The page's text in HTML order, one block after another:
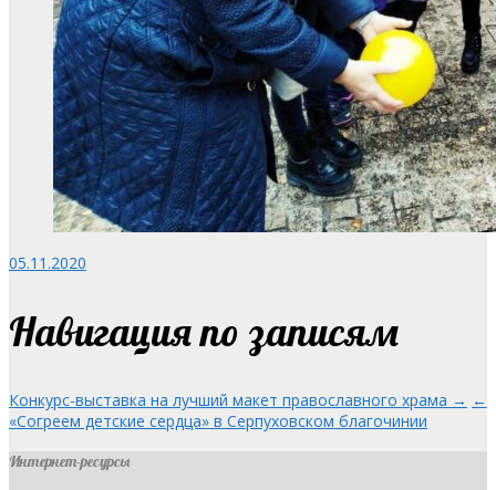
05.11.2020
Навигация по записям
Конкурс-выставка на лучший макет православного храма → ←
«Согреем детские сердца» в Серпуховском благочинии
Интернет-ресурсы